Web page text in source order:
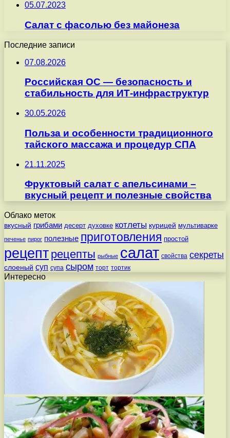
05.07.2023
Салат с фасолью без майонеза
Последние записи
07.08.2026
Российская ОС — безопасность и
стабильность для ИТ-инфраструктур
30.05.2026
Польза и особенности традиционного
тайского массажа и процедур СПА
21.11.2025
Фруктовый салат с апельсинами –
вкусный рецепт и полезные свойства
Облако меток
вкусный грибами десерт духовке котлеты курицей мультиварке
печенье пирог полезные приготовления простой
рецепт рецепты рыбные салат свойства секреты
слоеный суп супа сыром торт тортик
Интересно